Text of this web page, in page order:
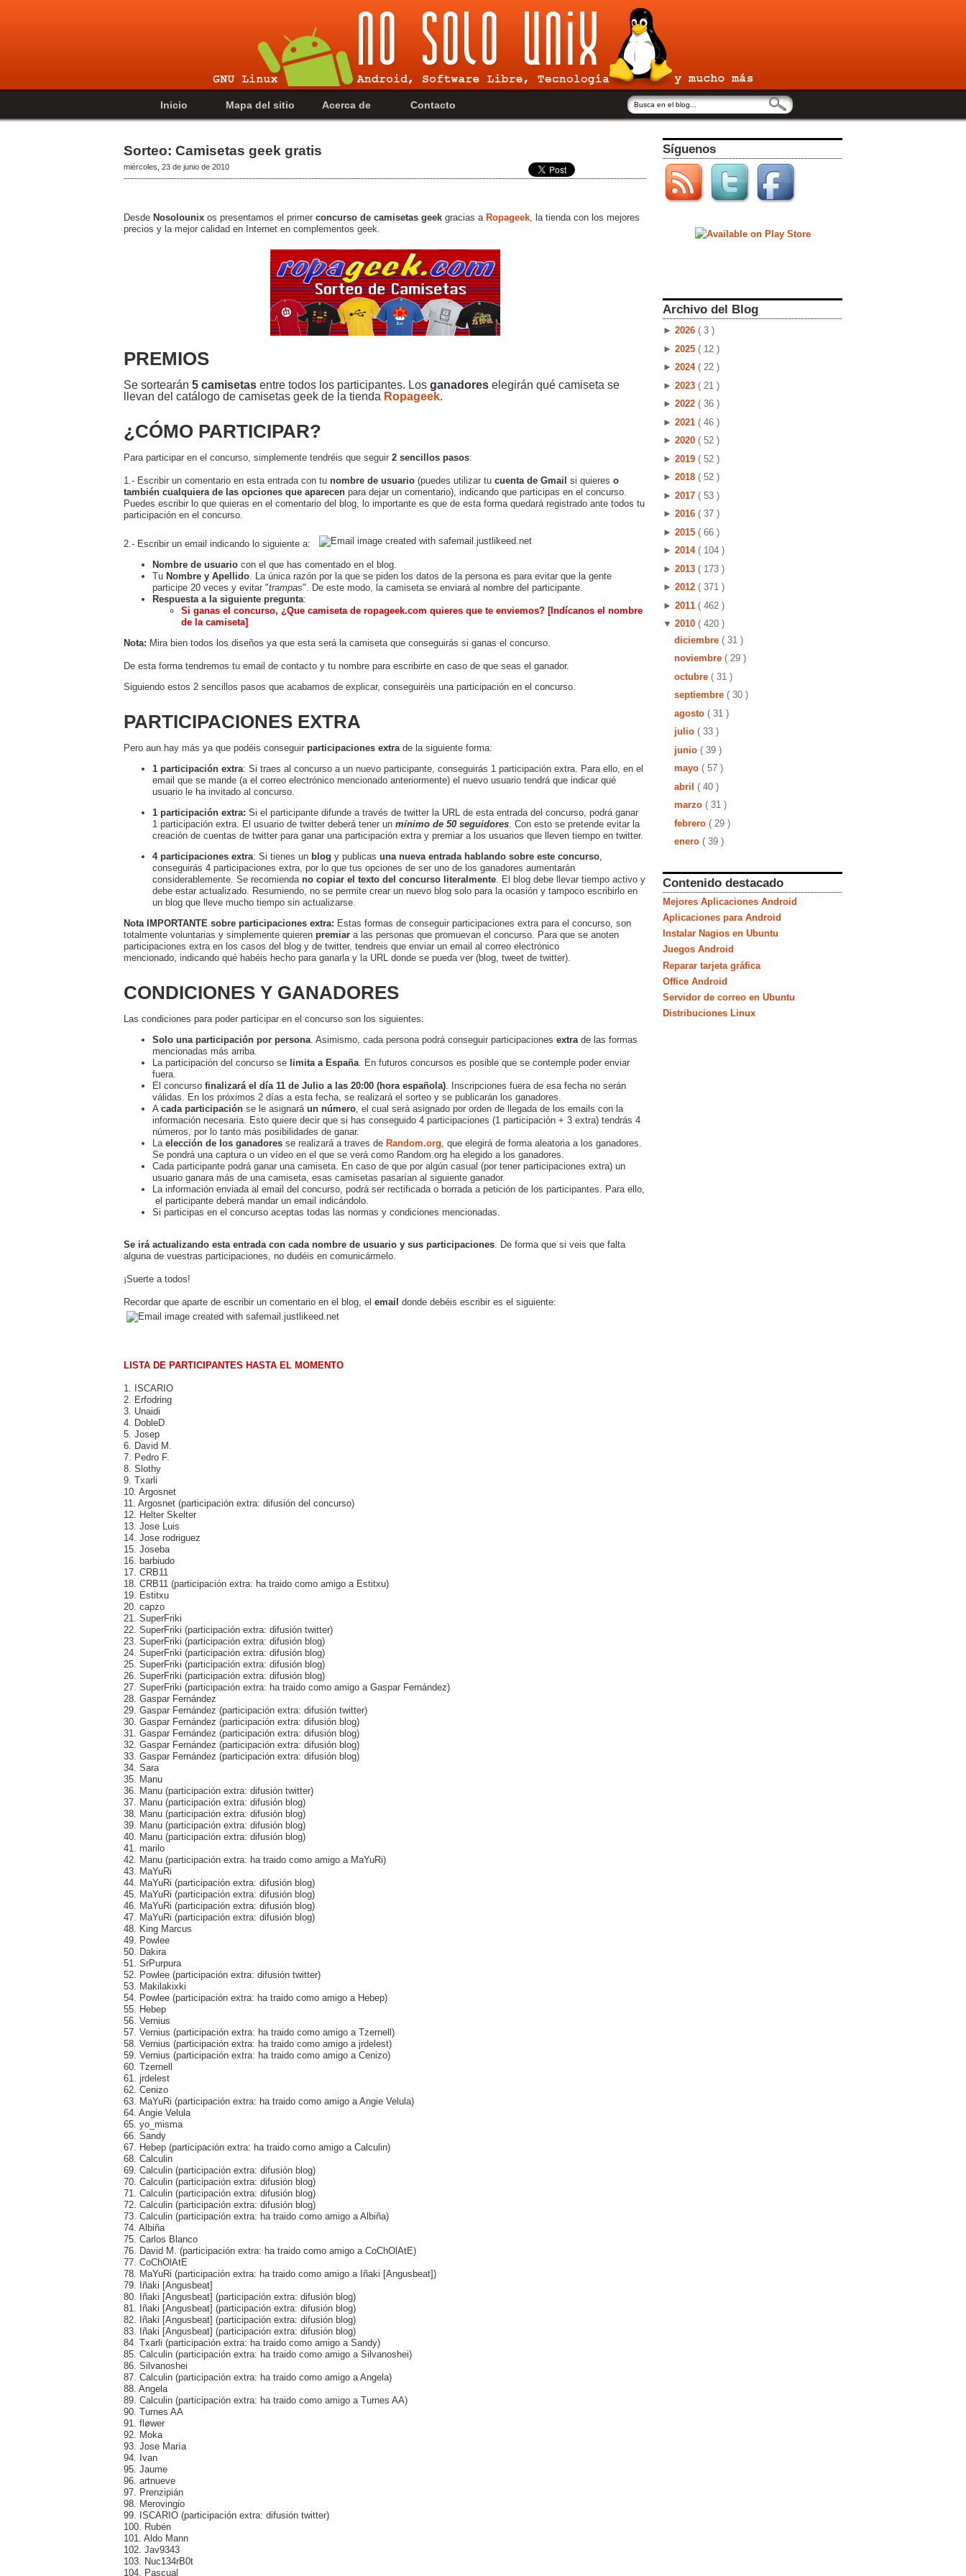
Inicio Mapa del sitio Acerca de Contacto
Sorteo: Camisetas geek gratis
miércoles, 23 de junio de 2010
Desde Nosolounix os presentamos el primer concurso de camisetas geek gracias a Ropageek , la tienda con los mejores
precios y la mejor calidad en Internet en complementos geek.
PREMIOS
Se sortearán 5 camisetas entre todos los participantes. Los ganadores elegirán qué camiseta se
llevan del catálogo de camisetas geek de la tienda Ropageek.
¿CÓMO PARTICIPAR?
Para participar en el concurso, simplemente tendréis que seguir 2 sencillos pasos:
1.- Escribir un comentario en esta entrada con tu nombre de usuario (puedes utilizar tu cuenta de Gmail si quieres o
también cualquiera de las opciones que aparecen para dejar un comentario), indicando que participas en el concurso.
Puedes escribir lo que quieras en el comentario del blog, lo importante es que de esta forma quedará registrado ante todos tu
participación en el concurso.
2.- Escribir un email indicando lo siguiente a:
Nombre de usuario con el que has comentado en el blog.
Tu Nombre y Apellido . La única razón por la que se piden los datos de la persona es para evitar que la gente
participe 20 veces y evitar "trampas". De este modo, la camiseta se enviará al nombre del participante.
Respuesta a la siguiente pregunta:
Si ganas el concurso, ¿Que camiseta de ropageek.com quieres que te enviemos? [Indícanos el nombre
de la camiseta]
Nota: Mira bien todos los diseños ya que esta será la camiseta que conseguirás si ganas el concurso.
De esta forma tendremos tu email de contacto y tu nombre para escribirte en caso de que seas el ganador.
Siguiendo estos 2 sencillos pasos que acabamos de explicar, conseguiréis una participación en el concurso.
PARTICIPACIONES EXTRA
Pero aun hay más ya que podéis conseguir participaciones extra de la siguiente forma:
1 participación extra: Si traes al concurso a un nuevo participante, conseguirás 1 participación extra. Para ello, en el
email que se mande (a el correo electrónico mencionado anteriormente) el nuevo usuario tendrá que indicar qué
usuario le ha invitado al concurso.
1 participación extra: Si el participante difunde a través de twitter la URL de esta entrada del concurso, podrá ganar
1 participación extra. El usuario de twitter deberá tener un mínimo de 50 seguidores . Con esto se pretende evitar la
creación de cuentas de twitter para ganar una participación extra y premiar a los usuarios que lleven tiempo en twitter.
4 participaciones extra: Si tienes un blog y publicas una nueva entrada hablando sobre este concurso
conseguirás 4 participaciones extra, por lo que tus opciones de ser uno de los ganadores aumentarán
considerablemente. Se recomienda no copiar el texto del concurso literalmente . El blog debe llevar tiempo activo y
debe estar actualizado. Resumiendo, no se permite crear un nuevo blog solo para la ocasión y tampoco escribirlo en
un blog que lleve mucho tiempo sin actualizarse.
Nota IMPORTANTE sobre participaciones extra: Estas formas de conseguir participaciones extra para el concurso, son
totalmente voluntarias y simplemente quieren premiar a las personas que promuevan el concurso. Para que se anoten
participaciones extra en los casos del blog y de twitter, tendreis que enviar un email al correo electrónico
mencionado, indicando qué habéis hecho para ganarla y la URL donde se pueda ver (blog, tweet de twitter).
CONDICIONES Y GANADORES
Las condiciones para poder participar en el concurso son los siguientes:
Solo una participación por persona . Asimismo, cada persona podrá conseguir participaciones extra de las formas
mencionadas más arriba.
La participación del concurso se limita a España . En futuros concursos es posible que se contemple poder enviar
fuera.
El concurso finalizará el día 11 de Julio a las 20:00 (hora española) . Inscripciones fuera de esa fecha no serán
válidas. En los próximos 2 días a esta fecha, se realizará el sorteo y se publicarán los ganadores.
A cada participación se le asignará un número , el cual será asignado por orden de llegada de los emails con la
información necesaria. Esto quiere decir que si has conseguido 4 participaciones (1 participación + 3 extra) tendrás 4
números, por lo tanto más posibilidades de ganar.
La elección de los ganadores se realizará a traves de Random.org , que elegirá de forma aleatoria a los ganadores.
Se pondrá una captura o un vídeo en el que se verá como Random.org ha elegido a los ganadores.
Cada participante podrá ganar una camiseta. En caso de que por algún casual (por tener participaciones extra) un
usuario ganara más de una camiseta, esas camisetas pasarían al siguiente ganador.
La información enviada al email del concurso, podrá ser rectificada o borrada a petición de los participantes. Para ello,
el participante deberá mandar un email indicándolo.
Si participas en el concurso aceptas todas las normas y condiciones mencionadas.
Se irá actualizando esta entrada con cada nombre de usuario y sus participaciones . De forma que si veis que falta
alguna de vuestras participaciones, no dudéis en comunicármelo.
¡Suerte a todos!
Recordar que aparte de escribir un comentario en el blog, el email donde debéis escribir es el siguiente:
LISTA DE PARTICIPANTES HASTA EL MOMENTO
1. ISCARIO
2. Erfodring
3. Unaidi
4. DobleD
5. Josep
6. David M.
7. Pedro F.
8. Slothy
9. Txarli
10. Argosnet
11. Argosnet (participación extra: difusión del concurso)
12. Helter Skelter
13. Jose Luis
14. Jose rodriguez
15. Joseba
16. barbiudo
17. CRB11
18. CRB11 (participación extra: ha traido como amigo a Estitxu)
19. Estitxu
20. capzo
21. SuperFriki
22. SuperFriki (participación extra: difusión twitter)
23. SuperFriki (participación extra: difusión blog)
24. SuperFriki (participación extra: difusión blog)
25. SuperFriki (participación extra: difusión blog)
26. SuperFriki (participación extra: difusión blog)
27. SuperFriki (participación extra: ha traido como amigo a Gaspar Fernández)
28. Gaspar Fernández
29. Gaspar Fernández (participación extra: difusión twitter)
30. Gaspar Fernández (participación extra: difusión blog)
31. Gaspar Fernández (participación extra: difusión blog)
32. Gaspar Fernández (participación extra: difusión blog)
33. Gaspar Fernández (participación extra: difusión blog)
34. Sara
35. Manu
36. Manu (participación extra: difusión twitter)
37. Manu (participación extra: difusión blog)
38. Manu (participación extra: difusión blog)
39. Manu (participación extra: difusión blog)
40. Manu (participación extra: difusión blog)
41. marilo
42. Manu (participación extra: ha traido como amigo a MaYuRi)
43. MaYuRi
44. MaYuRi (participación extra: difusión blog)
45. MaYuRi (participación extra: difusión blog)
46. MaYuRi (participación extra: difusión blog)
47. MaYuRi (participación extra: difusión blog)
48. King Marcus
49. Powlee
50. Dakira
51. SrPurpura
52. Powlee (participación extra: difusión twitter)
53. Makilakixki
54. Powlee (participación extra: ha traido como amigo a Hebep)
55. Hebep
56. Vernius
57. Vernius (participación extra: ha traido como amigo a Tzernell)
58. Vernius (participación extra: ha traido como amigo a jrdelest)
59. Vernius (participación extra: ha traido como amigo a Cenizo)
60. Tzernell
61. jrdelest
62. Cenizo
63. MaYuRi (participación extra: ha traido como amigo a Angie Velula)
64. Angie Velula
65. yo_misma
66. Sandy
67. Hebep (participación extra: ha traido como amigo a Calculin)
68. Calculin
69. Calculin (participación extra: difusión blog)
70. Calculin (participación extra: difusión blog)
71. Calculin (participación extra: difusión blog)
72. Calculin (participación extra: difusión blog)
73. Calculin (participación extra: ha traido como amigo a Albiña)
74. Albiña
75. Carlos Blanco
76. David M. (participación extra: ha traido como amigo a CoChOlAtE)
77. CoChOlAtE
78. MaYuRi (participación extra: ha traido como amigo a Iñaki [Angusbeat])
79. Iñaki [Angusbeat]
80. Iñaki [Angusbeat] (participación extra: difusión blog)
81. Iñaki [Angusbeat] (participación extra: difusión blog)
82. Iñaki [Angusbeat] (participación extra: difusión blog)
83. Iñaki [Angusbeat] (participación extra: difusión blog)
84. Txarli (participación extra: ha traido como amigo a Sandy)
85. Calculin (participación extra: ha traido como amigo a Silvanoshei)
86. Silvanoshei
87. Calculin (participación extra: ha traido como amigo a Angela)
88. Angela
89. Calculin (participación extra: ha traido como amigo a Turnes AA)
90. Turnes AA
91. fløwer
92. Moka
93. Jose María
94. Ivan
95. Jaume
96. artnueve
97. Prenzipián
98. Merovingio
99. ISCARIO (participación extra: difusión twitter)
100. Rubén
101. Aldo Mann
102. Jav9343
103. Nuc134rB0t
104. Pascual
Síguenos
Archivo del Blog
► 2026 ( 3 )
► 2025 ( 12 )
► 2024 ( 22 )
► 2023 ( 21 )
► 2022 ( 36 )
► 2021 ( 46 )
► 2020 ( 52 )
► 2019 ( 52 )
► 2018 ( 52 )
► 2017 ( 53 )
► 2016 ( 37 )
► 2015 ( 66 )
► 2014 ( 104 )
► 2013 ( 173 )
► 2012 ( 371 )
► 2011 ( 462 )
▼ 2010 ( 420 )
diciembre ( 31 )
noviembre ( 29 )
octubre ( 31 )
septiembre ( 30 )
agosto ( 31 )
julio ( 33 )
junio ( 39 )
mayo ( 57 )
abril ( 40 )
marzo ( 31 )
febrero ( 29 )
enero ( 39 )
Contenido destacado
Mejores Aplicaciones Android
Aplicaciones para Android
Instalar Nagios en Ubuntu
Juegos Android
Reparar tarjeta gráfica
Office Android
Servidor de correo en Ubuntu
Distribuciones Linux